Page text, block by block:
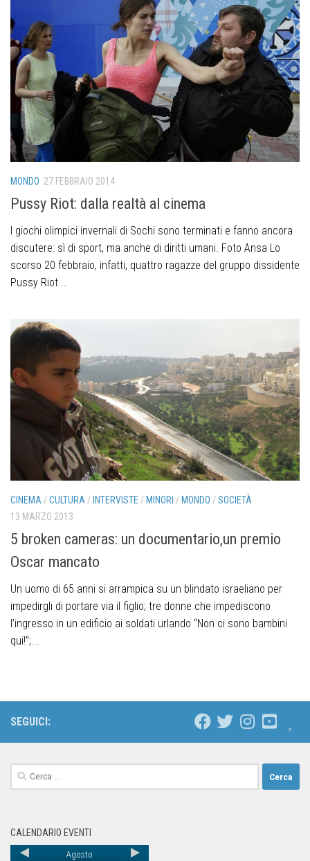
MONDO 27 FEBBRAIO 2014
Pussy Riot: dalla realtà al cinema
I giochi olimpici invernali di Sochi sono terminati e fanno ancora
discutere: sì di sport, ma anche di diritti umani. Foto Ansa Lo
scorso 20 febbraio, infatti, quattro ragazze del gruppo dissidente
Pussy Riot...
CINEMA/CULTURA/ INTERVISTE / MINORI / MONDO /SOCIETÀ
13 MARZO 2013
5 broken cameras: un documentario,un premio
Oscar mancato
Un uomo di 65 anni si arrampica su un blindato israeliano per
impedirgli di portare via il figlio; tre donne che impediscono
l’ingresso in un edificio ai soldati urlando “Non ci sono bambini
qui!”;...
SEGUICI:
CALENDARIO EVENTI
Agosto